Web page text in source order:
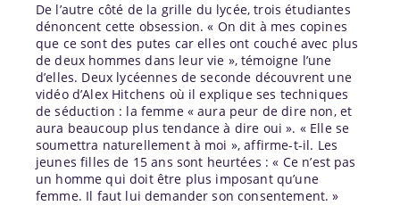
De l’autre côté de la grille du lycée, trois étudiantes
dénoncent cette obsession. « On dit à mes copines
que ce sont des putes car elles ont couché avec plus
de deux hommes dans leur vie », témoigne l’une
d’elles. Deux lycéennes de seconde découvrent une
vidéo d’Alex Hitchens où il explique ses techniques
de séduction : la femme « aura peur de dire non, et
aura beaucoup plus tendance à dire oui ». « Elle se
soumettra naturellement à moi », affirme-t-il. Les
jeunes filles de 15 ans sont heurtées : « Ce n’est pas
un homme qui doit être plus imposant qu’une
femme. Il faut lui demander son consentement. »